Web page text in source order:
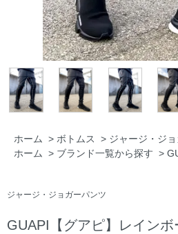
ホーム > ボトムス > ジャージ・ジ
ホーム
> ブランド一覧から探す >
ジャージ・ジョガーパンツ
GUAPI【グアピ】レイン